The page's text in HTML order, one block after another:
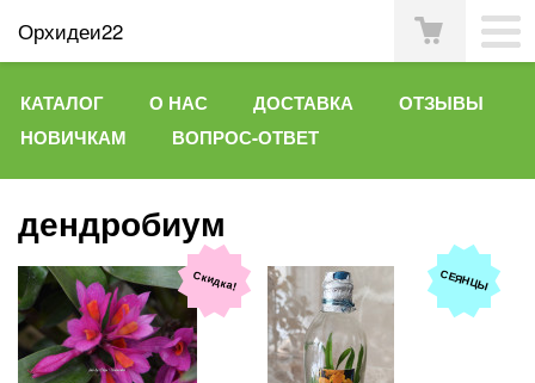
Орхидеи22
КАТАЛОГ О НАС ДОСТАВКА
ОТЗЫВЫ
НОВИЧКАМ
ВОПРОС-ОТВЕТ
дендробиум
Скидка! СЕЯНЦЫ